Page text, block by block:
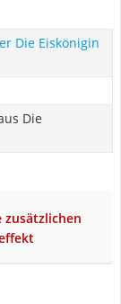
Die Eiskönigin
Die
zusätzlichen